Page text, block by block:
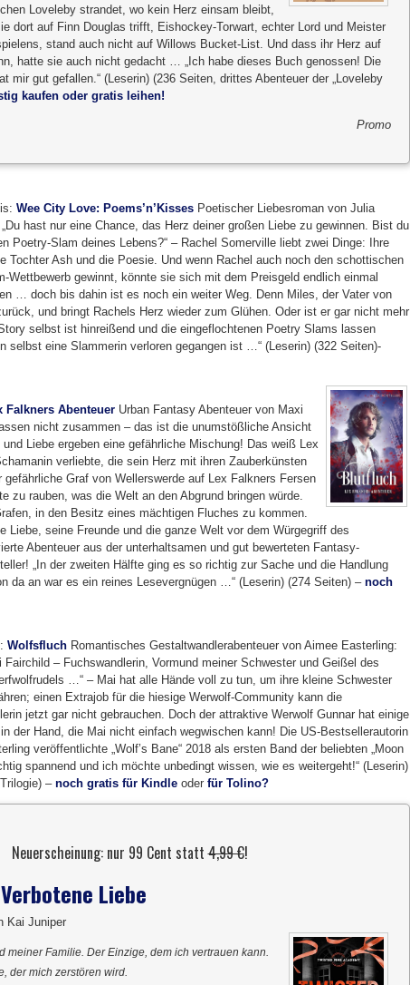
Loveleby strandet, wo kein Herz einsam bleibt,
dort auf Finn Douglas trifft, Eishockey-Torwart, echter Lord und Meister
stand auch nicht auf Willows Bucket-List. Und dass ihr Herz auf
hatte sie auch nicht gedacht … „Ich habe dieses Buch genossen! Die
mir gut gefallen.“ (Leserin) (236 Seiten, drittes Abenteuer der „Loveleby
kaufen oder gratis leihen!
Promo
Wee City Love: Poems’n’Kisses Poetischer Liebesroman von Julia
hast nur eine Chance, das Herz deiner großen Liebe zu gewinnen. Bist du
Poetry-Slam deines Lebens?“ – Rachel Somerville liebt zwei Dinge: Ihre
Tochter Ash und die Poesie. Und wenn Rachel auch noch den schottischen
Wettbewerb gewinnt, könnte sie sich mit dem Preisgeld endlich einmal
… doch bis dahin ist es noch ein weiter Weg. Denn Miles, der Vater von
und bringt Rachels Herz wieder zum Glühen. Oder ist er gar nicht mehr
selbst ist hinreißend und die eingeflochtenen Poetry Slams lassen
selbst eine Slammerin verloren gegangen ist …“ (Leserin) (322 Seiten)-
Falkners Abenteuer Urban Fantasy Abenteuer von Maxi
nicht zusammen – das ist die unumstößliche Ansicht
Liebe ergeben eine gefährliche Mischung! Das weiß Lex
verliebte, die sein Herz mit ihren Zauberkünsten
gefährliche Graf von Wellerswerde auf Lex Falkners Fersen
zu rauben, was die Welt an den Abgrund bringen würde.
in den Besitz eines mächtigen Fluches zu kommen.
Liebe, seine Freunde und die ganze Welt vor dem Würgegriff des
Abenteuer aus der unterhaltsamen und gut bewerteten Fantasy-
„In der zweiten Hälfte ging es so richtig zur Sache und die Handlung
da an war es ein reines Lesevergnügen …“ (Leserin) (274 Seiten) – noch
Wolfsfluch Romantisches Gestaltwandlerabenteuer von Aimee Easterling:
Fairchild – Fuchswandlerin, Vormund meiner Schwester und Geißel des
…“ – Mai hat alle Hände voll zu tun, um ihre kleine Schwester
einen Extrajob für die hiesige Werwolf-Community kann die
jetzt gar nicht gebrauchen. Doch der attraktive Werwolf Gunnar hat einige
der Hand, die Mai nicht einfach wegwischen kann! Die US-Bestsellerautorin
veröffentlichte „Wolf’s Bane“ 2018 als ersten Band der beliebten „Moon
spannend und ich möchte unbedingt wissen, wie es weitergeht!“ (Leserin)
– noch gratis für Kindle oder für Tolino?
Neuerscheinung: nur 99 Cent statt4,99 €!
Liebe
Kai Juniper
meiner Familie. Der Einzige, dem ich vertrauen kann.
der mich zerstören wird.